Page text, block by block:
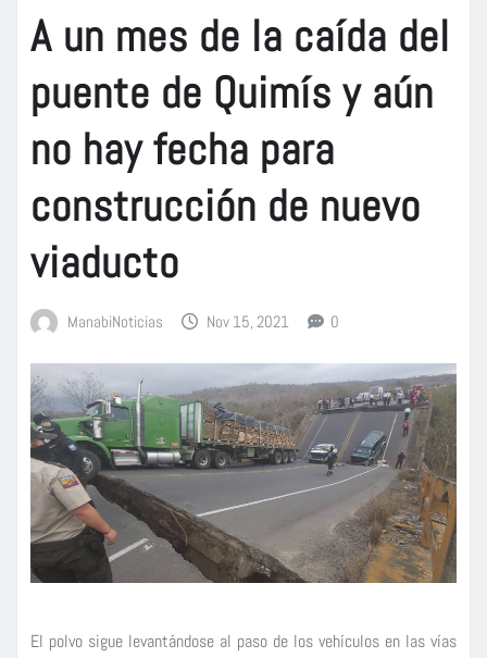
A un mes de la caída del
puente de Quimís y aún
no hay fecha para
construcción de nuevo
viaducto
ManabiNoticias Nov 15, 2021 0
El polvo sigue levantándose al paso de los vehículos en las vías